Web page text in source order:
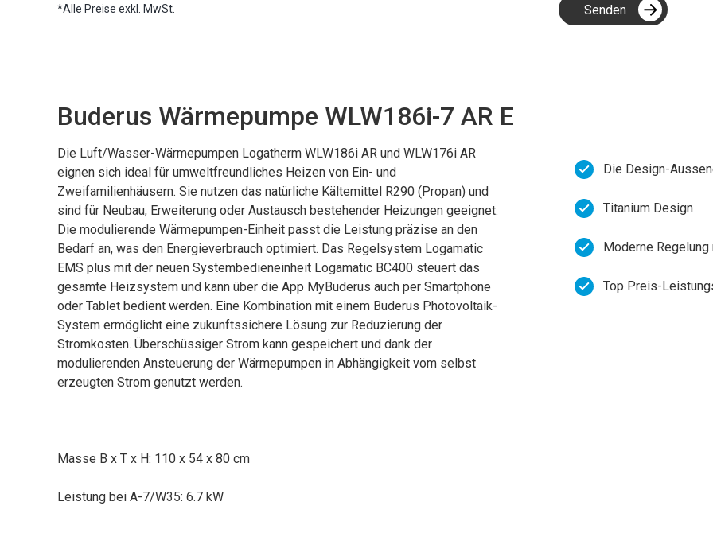
*Alle Preise exkl. MwSt.
Buderus Wärmepumpe WLW186i-7 AR E
Die Luft/Wasser-Wärmepumpen Logatherm WLW186i AR und WLW176i AR
eignen sich ideal für umweltfreundliches Heizen von Ein- und
Zweifamilienhäusern. Sie nutzen das natürliche Kältemittel R290 (Propan) und
sind für Neubau, Erweiterung oder Austausch bestehender Heizungen geeignet.
Die modulierende Wärmepumpen-Einheit passt die Leistung präzise an den
Bedarf an, was den Energieverbrauch optimiert. Das Regelsystem Logamatic
EMS plus mit der neuen Systembedieneinheit Logamatic BC400 steuert das
gesamte Heizsystem und kann über die App MyBuderus auch per Smartphone
oder Tablet bedient werden. Eine Kombination mit einem Buderus Photovoltaik-
System ermöglicht eine zukunftssichere Lösung zur Reduzierung der
Stromkosten. Überschüssiger Strom kann gespeichert und dank der
modulierenden Ansteuerung der Wärmepumpen in Abhängigkeit vom selbst
erzeugten Strom genutzt werden.
Masse B x T x H: 110 x 54 x 80 cm
Leistung bei A-7/W35: 6.7 kW
Die Design-
Titanium Design
Moderne
Top Preis-